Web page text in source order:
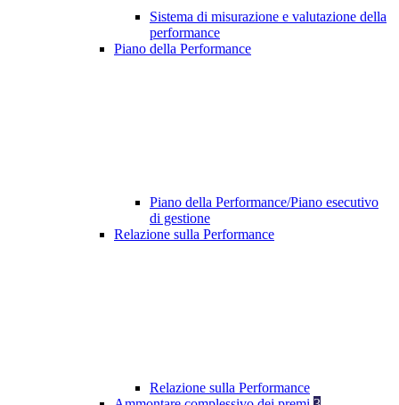
Sistema di misurazione e valutazione della
performance
Piano della Performance
Piano della Performance/Piano esecutivo
di gestione
Relazione sulla Performance
Relazione sulla Performance